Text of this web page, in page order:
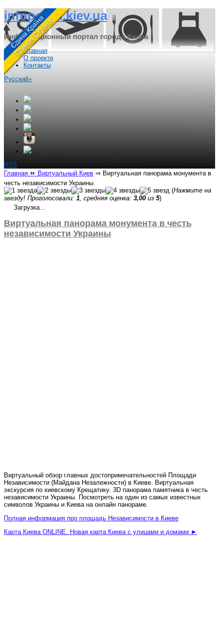
infoportal.kiev.ua
Информационный портал города Киева
Главная
О проекте
Контакты
Русский ▼
RSS
Главная ⏩ Виртуальный Киев ⇒ Виртуальная панорама монумента в
честь независимости Украины
(Нажмите на
звезду! Проголосовали: 1 , средняя оценка: 3,00 из 5)
Загрузка...
Виртуальная панорама монумента в честь
независимости Украины
Виртуальный обзор главных достопримечательностей Площади
Независимости (Майдана Незалежности) в Киеве. Виртуальная
экскурсия по киевскому Крещатику. 3D панорама памятника в честь
независимости Украины. Посмотреть на один из самых известных
символов Украины и Киева на онлайн панораме.
Полная информация про площадь Независимости в Киеве
Карта Киева ONLINE. Новая карта Киева с улицами и домами ►